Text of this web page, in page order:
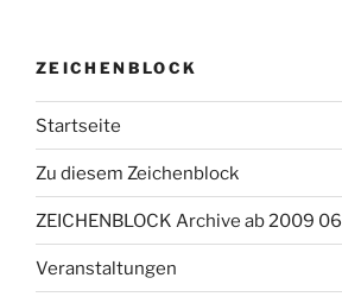
ZEICHENBLOCK
Startseite
Zu diesem Zeichenblock
ZEICHENBLOCK Archive ab 2009 06
Veranstaltungen